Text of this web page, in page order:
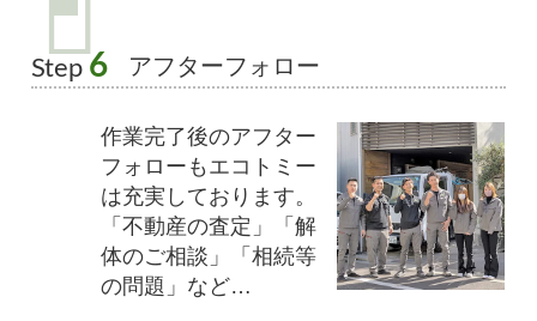
Step 6 アフターフォロー
作業完了後のアフター
フォローもエコトミー
は充実しております。
「不動産の査定」「解
体のご相談」「相続等
の問題」など…